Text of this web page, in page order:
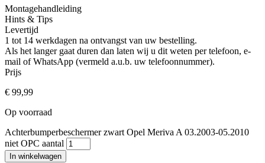
Montagehandleiding
Hints & Tips
Levertijd
1 tot 14 werkdagen na ontvangst van uw bestelling.
Als het langer gaat duren dan laten wij u dit weten per telefoon, e-
mail of WhatsApp (vermeld a.u.b. uw telefoonnummer).
Prijs
€ 99,99
Op voorraad
Achterbumperbeschermer zwart Opel Meriva A 03.2003-05.2010
niet OPC aantal
In winkelwagen